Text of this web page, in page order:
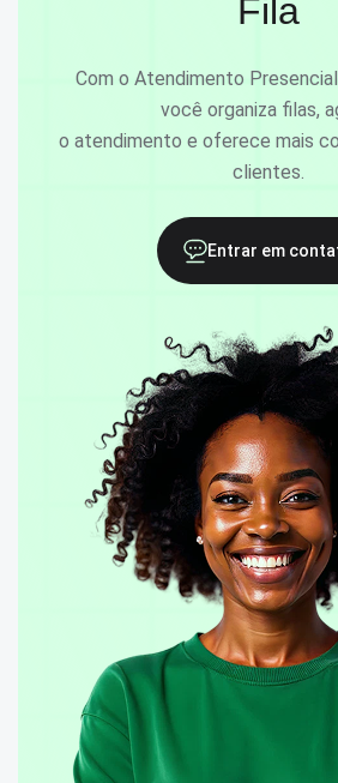
Fila
Com o Atendimento Presencial
você organiza filas,
o atendimento e oferece mais
clientes.
Entrar em